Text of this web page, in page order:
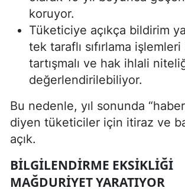
koruyor.
Tüketiciye açıkça bildirim
tek taraflı sıfırlama
tartışmalı ve hak ihlali
değerlendirilebiliyor.
Bu nedenle, yıl sonunda
diyen tüketiciler için itiraz ve
açık.
BILGILENDIRME EKSIKLIĞI
MAĞDURIYET YARATIYOR